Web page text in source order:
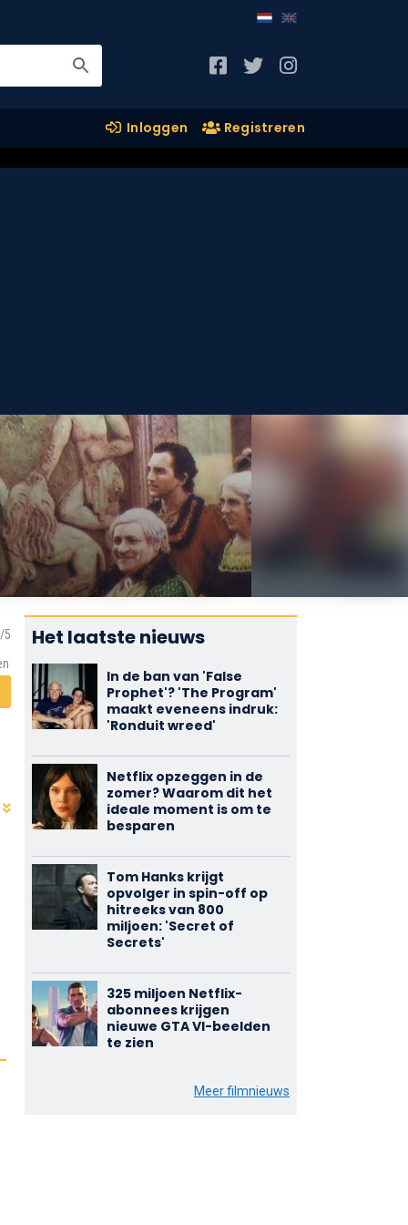
Inloggen Registreren
Het laatste nieuws
In de ban van 'False
Prophet'? 'The Program'
maakt eveneens indruk:
'Ronduit wreed'
Netflix opzeggen in de
zomer? Waarom dit het
ideale moment is om te
besparen
Tom Hanks krijgt
opvolger in spin-off op
hitreeks van 800
miljoen: 'Secret of
Secrets'
325 miljoen Netflix-
abonnees krijgen
nieuwe GTA VI-beelden
te zien
Meer filmnieuws